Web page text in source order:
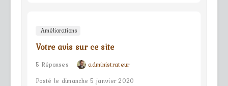
Améliorations
Votre avis sur ce site
5 Réponses
administrateur
Posté le dimanche 5 janvier 2020